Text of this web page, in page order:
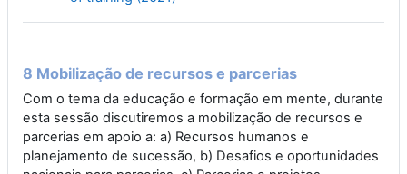
8 Mobilização de recursos e parcerias
Com o tema da educação e formação em mente, durante
esta sessão discutiremos a mobilização de recursos e
parcerias em apoio a: a) Recursos humanos e
planejamento de sucessão, b) Desafios e oportunidades